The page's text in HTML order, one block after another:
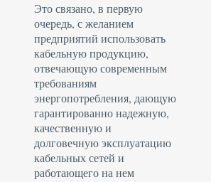
Это связано, в первую
очередь, с желанием
предприятий использовать
кабельную продукцию,
отвечающую современным
требованиям
энергопотребления, дающую
гарантированно надежную,
качественную и
долговечную эксплуатацию
кабельных сетей и
работающего на нем